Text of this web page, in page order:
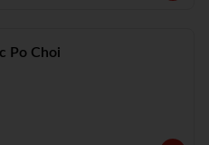
Po Choi